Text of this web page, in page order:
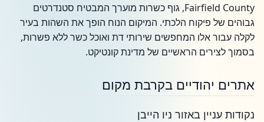
Fairfield County, גוף כשרות מוערך המבטיח סטנדרטים
גבוהים של פיקוח הלכתי. המיקום הנוח הופך את השהות בעיר
לקלה עבור אלו המחפשים שירותי דת ואוכל כשר ללא פשרות,
בסמוך לצירים הראשיים של מדינת קונטיקט.
אתרים יהודיים בקרבת מקום
נקודות עניין באזור ניו הייבן